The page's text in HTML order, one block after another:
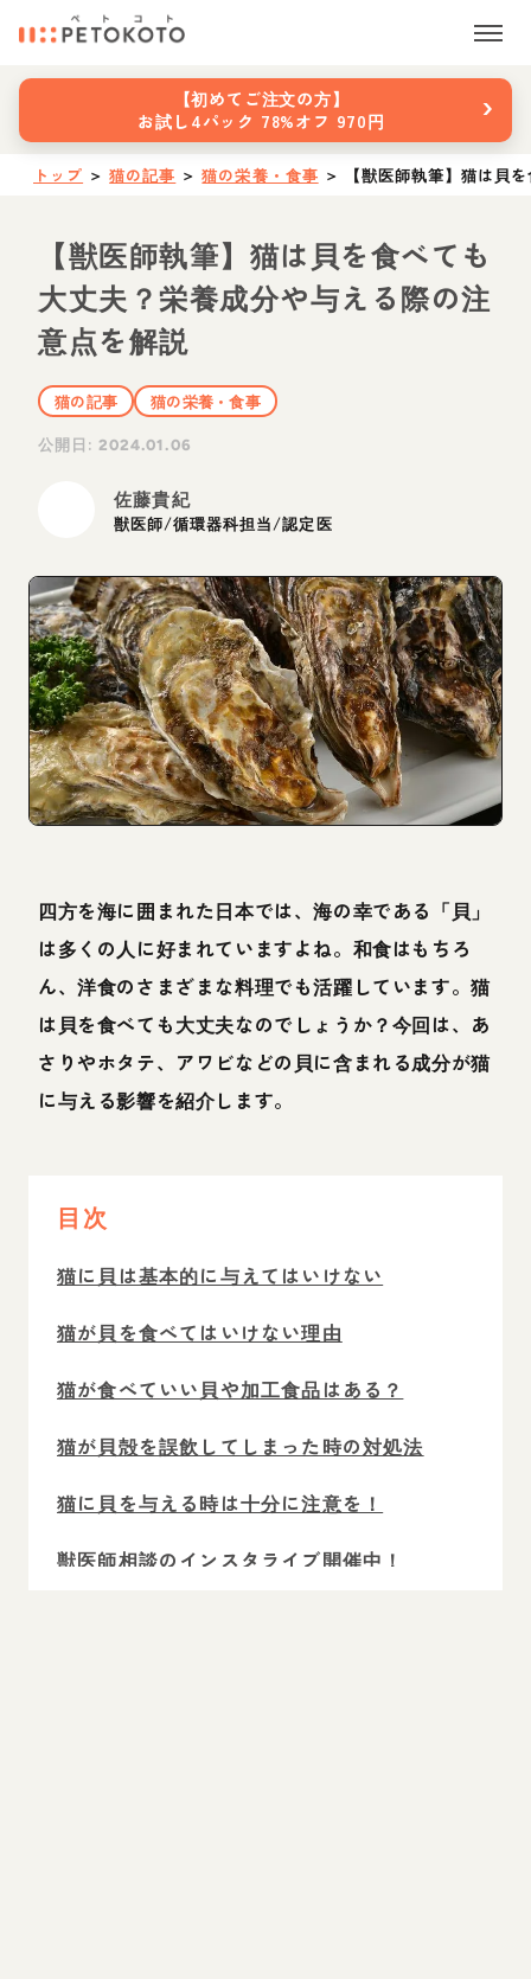
【初めてご注文の方】
お試し4パック 78%オフ 970円
›
トップ ＞ 猫の記事 ＞ 猫の栄養・食事 ＞ 【獣医師執筆】猫は貝
【獣医師執筆】猫は貝を食べても
大丈夫？栄養成分や与える際の注
意点を解説
猫の記事
猫の栄養・食事
公開日:2024.01.06
佐藤貴紀
獣医師/循環器科担当/認定医
四方を海に囲まれた日本では、海の幸である「貝」
は多くの人に好まれていますよね。和食はもちろ
ん、洋食のさまざまな料理でも活躍しています。猫
は貝を食べても大丈夫なのでしょうか？今回は、あ
さりやホタテ、アワビなどの貝に含まれる成分が猫
に与える影響を紹介します。
目次
猫に貝は基本的に与えてはいけない
猫が貝を食べてはいけない理由
猫が食べていい貝や加工食品はある？
猫が貝殻を誤飲してしまった時の対処法
猫に貝を与える時は十分に注意を！
獣医師相談のインスタライブ開催中！